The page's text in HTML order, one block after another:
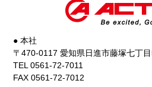
● 本社
〒470-0117 愛知県日進市藤塚七丁
TEL 0561-72-7011
FAX 0561-72-7012